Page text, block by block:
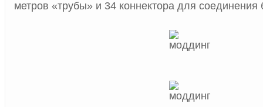
метров «трубы» и 34 коннектора для соединения